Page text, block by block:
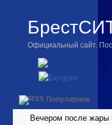
Официальный сайт.
Популярное
Вечером после жары